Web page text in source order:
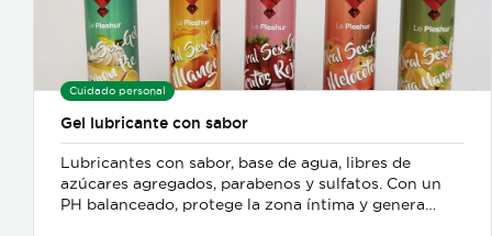
Cuidado personal
Gel lubricante con sabor
Lubricantes con sabor, base de agua, libres de
azúcares agregados, parabenos y sulfatos. Con un
PH balanceado, protege la zona íntima y genera